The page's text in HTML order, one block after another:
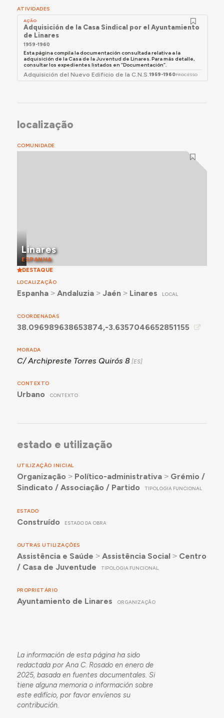
ATIVIDADES
AÇÃO
Adquisición de la Casa Sindical por el Ayuntamiento
de Linares
1959-1960
Esta página compila la documentación consultada relativa a la
adquisición de la Casa de la Juventud de Linares. Para más detalle,
consultar los expedientes listados en “Documentación”.
Adquisición del Nuevo Edificio de la C.N.S.1959-1960PROCESSO
localização
COMUNIDADE
Linares
ESPANHA
DESTAQUE
LOCALIZAÇÃO
Espanha˃ Andaluzia˃ Jaén ˃ Linares LOCAL
COORDENADAS
38.096989638653874,-3.6357046652851155
MORADA
C/ Archipreste Torres Quirós 8
CONTEXTO
Urbano CONTEXTO
estado e utilização
UTILIZAÇÃO INICIAL
Organização ˃ Político-administrativa˃ Grémio /
Sindicato / Associação / Partido
TIPOLOGIA FUNCIONAL
ESTADO
Construído ESTADO DA OBRA
OUTRAS UTILIZAÇÕES
Assistência e Saúde ˃ Assistência Social ˃ Centro
/ Casa de Juventude
TIPOLOGIA FUNCIONAL
PROPRIETÁRIO
Ayuntamiento de Linares ORGANIZAÇÃO
La información de esta página ha sido
redactada por Ana C. Rosado en enero de
2025, basada en fuentes documentales. Si
tiene alguna memoria o información sobre
este edifício, por favor envíenos su
contribución.